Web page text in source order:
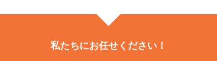
私たちにお任せください！